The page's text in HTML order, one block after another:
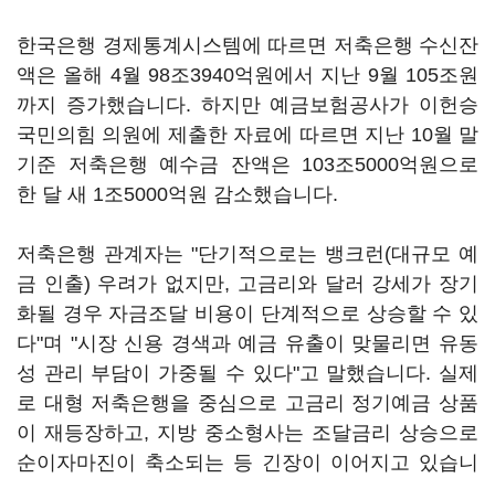
한국은행 경제통계시스템에 따르면 저축은행 수신잔
액은 올해 4월 98조3940억원에서 지난 9월 105조원
까지 증가했습니다. 하지만 예금보험공사가 이헌승
국민의힘 의원에 제출한 자료에 따르면 지난 10월 말
기준 저축은행 예수금 잔액은 103조5000억원으로
한 달 새 1조5000억원 감소했습니다.
저축은행 관계자는 "단기적으로는 뱅크런(대규모 예
금 인출) 우려가 없지만, 고금리와 달러 강세가 장기
화될 경우 자금조달 비용이 단계적으로 상승할 수 있
다"며 "시장 신용 경색과 예금 유출이 맞물리면 유동
성 관리 부담이 가중될 수 있다"고 말했습니다. 실제
로 대형 저축은행을 중심으로 고금리 정기예금 상품
이 재등장하고, 지방 중소형사는 조달금리 상승으로
순이자마진이 축소되는 등 긴장이 이어지고 있습니